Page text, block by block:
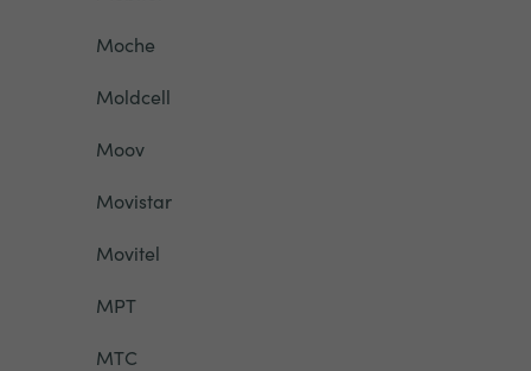
Moche
Moldcell
Moov
Movistar
Movitel
MPT
MTC